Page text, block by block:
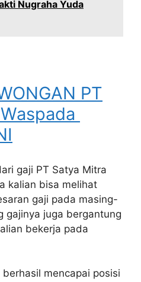
Nugraha Yuda
PT
gaji PT Satya Mitra
kalian bisa melihat
gaji pada masing-
gajinya juga bergantung
bekerja pada
mencapai posisi